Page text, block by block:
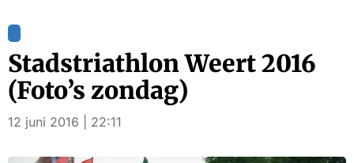
Stadstriathlon Weert 2016
(Foto’s zondag)
12 juni 2016 | 22:11